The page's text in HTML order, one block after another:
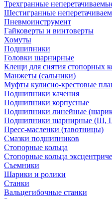
Трехгранные
Шестигранные
Пневмоинструмент
Гайковерты и винтоверты
Хомуты
Подшипники
Головки шарнирные
Клещи для снятия стопорных
Манжеты (сальники)
Муфты кулисно-крестовые
Подшипники качения
Подшипники корпусные
Подшипники линейные
Подшипники шарнирные
Пресс-масленки (тавотницы)
Смазки подшипников
Стопорные кольца
Стопорные кольца
Съемники
Шарики и ролики
Станки
Вальцегибочные станки